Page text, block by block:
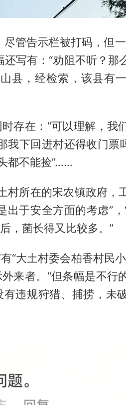
管告示栏被打码，但
写有：“劝阻不听？那
县，经检索，该县有
存在：“可以理解，我
我下回进村还得收门
都不能捡”……
村所在的宋农镇政府，
出于安全方面的考虑”
，菌长得又比较多。”
“大土村委会柏香村民
来者。“但条幅是不行
违规狩猎、捕捞，未